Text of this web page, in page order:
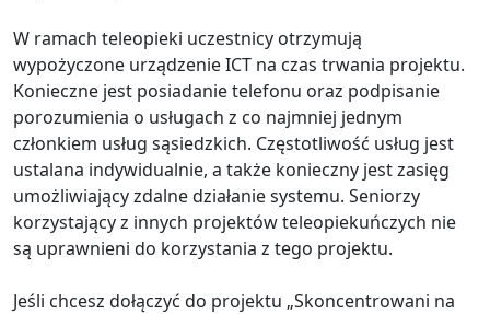
W ramach teleopieki uczestnicy otrzymują
wypożyczone urządzenie ICT na czas trwania projektu.
Konieczne jest posiadanie telefonu oraz podpisanie
porozumienia o usługach z co najmniej jednym
członkiem usług sąsiedzkich. Częstotliwość usług jest
ustalana indywidualnie, a także konieczny jest zasięg
umożliwiający zdalne działanie systemu. Seniorzy
korzystający z innych projektów teleopiekuńczych nie
są uprawnieni do korzystania z tego projektu.
Jeśli chcesz dołączyć do projektu „Skoncentrowani na